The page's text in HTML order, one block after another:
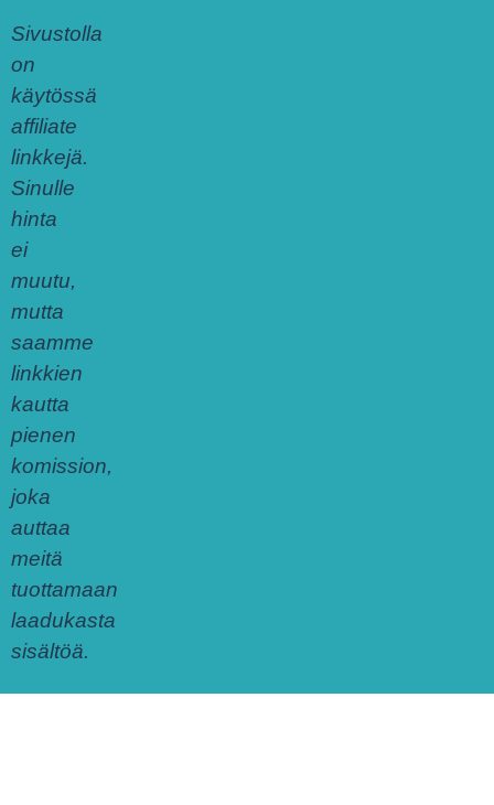
Sivustolla
on
käytössä
affiliate
linkkejä.
Sinulle
hinta
ei
muutu,
mutta
saamme
linkkien
kautta
pienen
komission,
joka
auttaa
meitä
tuottamaan
laadukasta
sisältöä.